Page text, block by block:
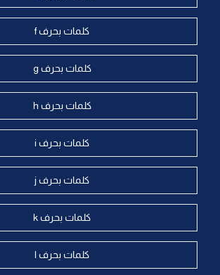
كلمات بحرف f
كلمات بحرف g
كلمات بحرف h
كلمات بحرف i
كلمات بحرف j
كلمات بحرف k
كلمات بحرف l